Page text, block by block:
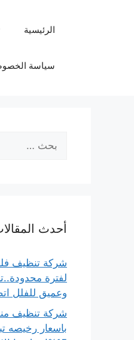
الرئيسية
سياسة
عن:
أحدث
لفترة
وعميق للفلل
شركة تنظيف